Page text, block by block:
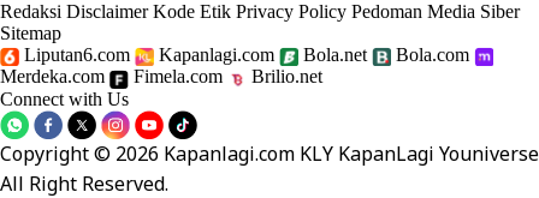
Redaksi Disclaimer Kode Etik Privacy Policy Pedoman Media Siber
Sitemap
Liputan6.com
Kapanlagi.com Bola.net
Bola.com
Merdeka.com
Fimela.com
Brilio.net
Connect with Us
Copyright © 2026 Kapanlagi.com KLY KapanLagi Youniverse
All Right Reserved.